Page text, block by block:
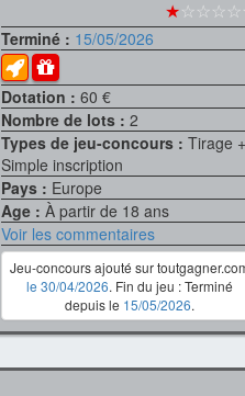
★
Terminé : 15/05/2026
Dotation :60 €
Nombre de lots :2
Types de jeu-concours :Tirage +
Simple inscription
Pays : Europe
Age :À partir de 18 ans
Voir les commentaires
Jeu-concours ajouté sur
le 30/04/2026. Fin du jeu : Terminé
depuis le 15/05/2026.